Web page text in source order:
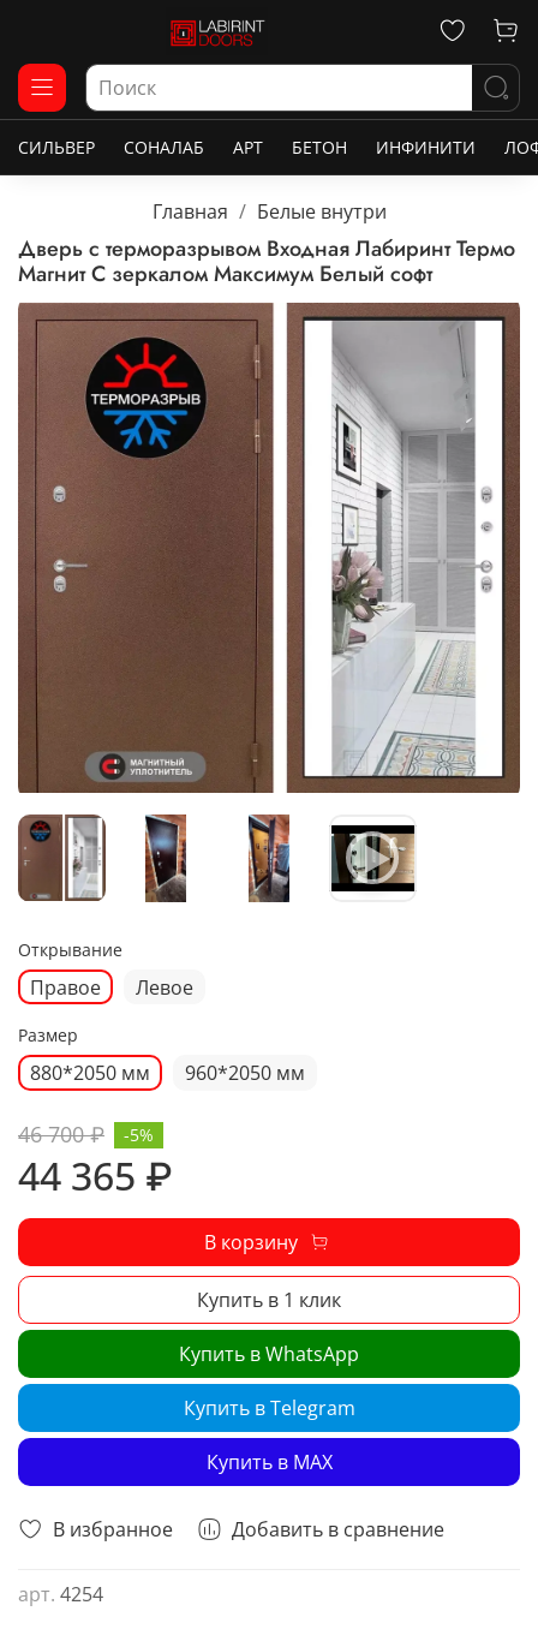
СИЛЬВЕР СОНАЛАБ АРТ БЕТОН ИНФИНИТИ
Главная Белые внутри
Дверь с терморазрывом Входная Лабиринт Термо
Магнит С зеркалом Максимум Белый софт
В избранное Добавить в сравнение
арт. 4254
Открывание
Правое Левое
Размер
880*2050 мм 960*2050 мм
46 700 ₽
44 365 ₽
-5%
В корзину
Купить в 1 клик
Купить в WhatsApp
Купить в Telegram
Купить в MAX